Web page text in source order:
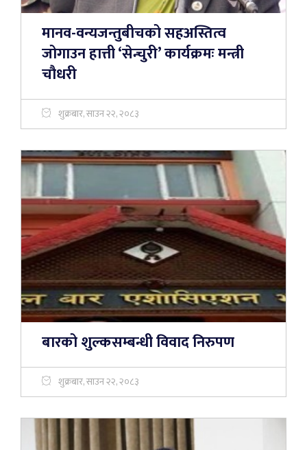
मानव-वन्यजन्तुबीचको सहअस्तित्व
जोगाउन हात्ती ‘सेन्चुरी’ कार्यक्रमः मन्त्री
चौधरी
शुक्रबार, साउन २२, २०८३
बारको शुल्कसम्बन्धी विवाद निरुपण
शुक्रबार, साउन २२, २०८३